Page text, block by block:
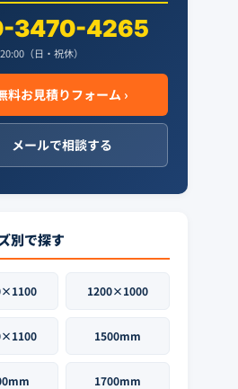
3470-4265
（日・祝休）
料お見積りフォーム ›
メールで相談する
別で探す
1200×1000
1500mm
1700mm